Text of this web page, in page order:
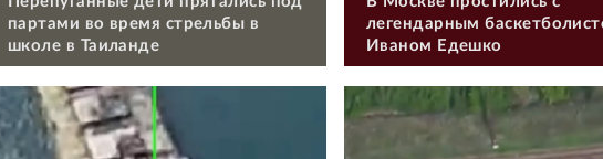
партами во время стрельбы в
школе в Таиланде
легендарным
Иваном Едешко